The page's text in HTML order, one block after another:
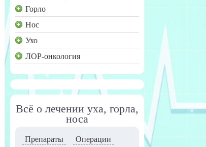
Горло
Нос
Ухо
ЛОР-онкология
Всё о лечении уха, горла,
носа
Препараты
Операции